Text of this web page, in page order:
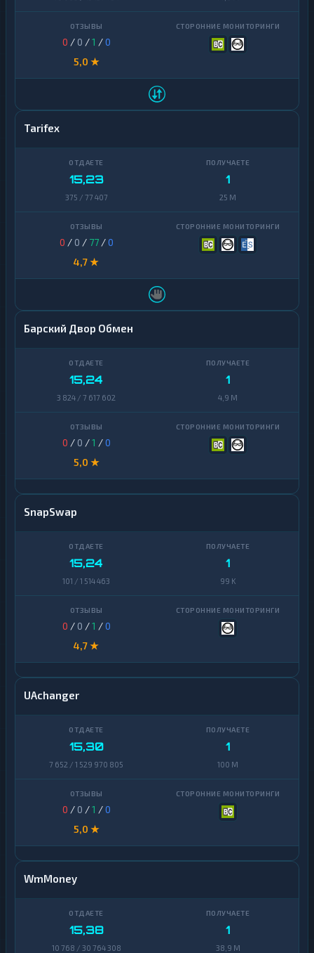
0 / 0 /1 /0
5,0 ★
Tarifex
15,23
375 / 77 407
1
25 M
0 / 0 / 77/0
4,7 ★
Барский Двор Обмен
15,24
3 824 / 7 617 602
1
4,9 M
0 / 0 /1 /0
5,0 ★
SnapSwap
15,24
101 / 1 514 463
1
99 K
0 / 0 /1 /0
4,7 ★
UAchanger
15,30
7 652 / 1 529 970 805
1
100 M
0 / 0 /1 /0
5,0 ★
WmMoney
15,38
10 768 / 30 764 308
1
38,9 M